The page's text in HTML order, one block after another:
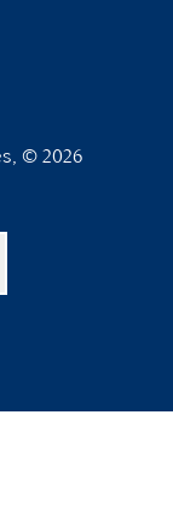
© 2026